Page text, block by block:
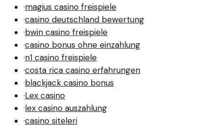
·magius casino freispiele
·casino deutschland bewertung
·bwin casino freispiele
·casino bonus ohne einzahlung
·n1 casino freispiele
·costa rica casino erfahrungen
·blackjack casino bonus
·Lex casino
·lex casino auszahlung
·casino siteleri